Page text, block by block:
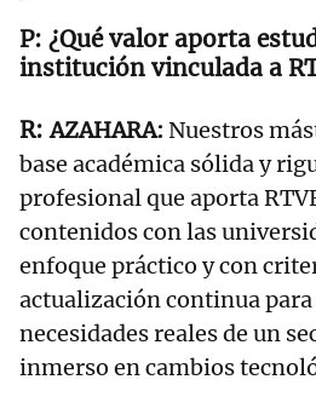
¿Qué valor aporta
institución vinculada a
AZAHARA: Nuestros
base académica sólida y
profesional que aporta
contenidos con las
enfoque práctico y con
actualización continua
necesidades reales de un
inmerso en cambios